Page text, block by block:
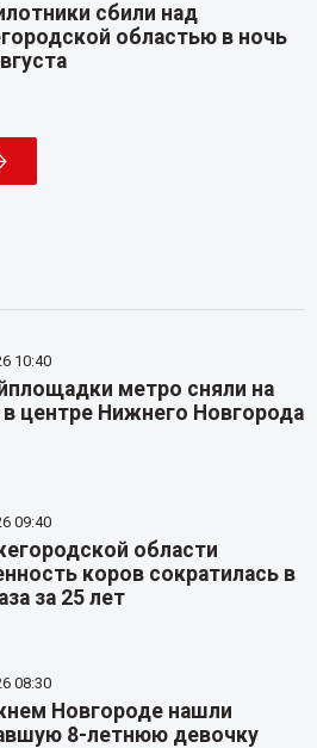
сбили над
областью в ночь
10:40
метро сняли на
центре Нижнего Новгорода
09:40
области
коров сократилась в
за 25 лет
08:30
Новгороде нашли
8-летнюю девочку